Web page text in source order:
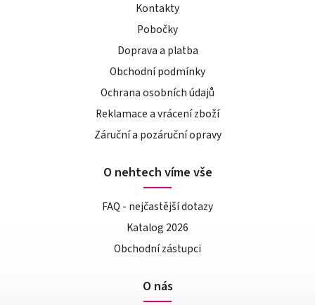
Kontakty
Pobočky
Doprava a platba
Obchodní podmínky
Ochrana osobních údajů
Reklamace a vrácení zboží
Záruční a pozáruční opravy
O nehtech víme vše
FAQ - nejčastější dotazy
Katalog 2026
Obchodní zástupci
O nás